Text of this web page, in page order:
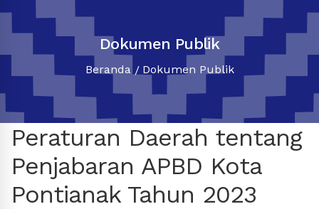
Dokumen Publik
Beranda Dokumen Publik
Peraturan Daerah tentang
Penjabaran APBD Kota
Pontianak Tahun 2023